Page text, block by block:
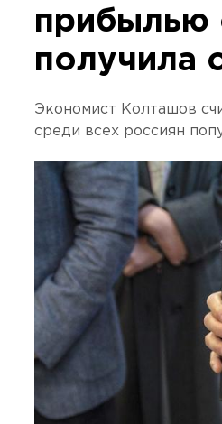
прибылью
получила
Экономист Колташов
среди всех россиян